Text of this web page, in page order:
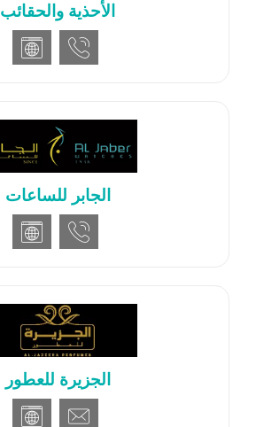
الأحذية والحقائب
الجابر للساعات
الجزيرة للعطور